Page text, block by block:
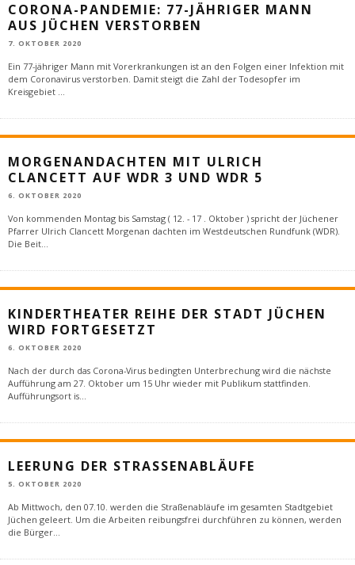
CORONA-PANDEMIE: 77-JÄHRIGER MANN
AUS JÜCHEN VERSTORBEN
7. OKTOBER 2020
Ein 77-jähriger Mann mit Vorerkrankungen ist an den Folgen einer Infektion mit
dem Coronavirus verstorben. Damit steigt die Zahl der Todesopfer im
Kreisgebiet
MORGENANDACHTEN MIT ULRICH
CLANCETT AUF WDR 3 UND WDR 5
6. OKTOBER 2020
Von kommenden Montag bis Samstag ( 12. - 17 . Oktober ) spricht der Jüchener
Pfarrer Ulrich Clancett Morgenan dachten im Westdeutschen Rundfunk (WDR).
Die Beit
KINDERTHEATER REIHE DER STADT JÜCHEN
WIRD FORTGESETZT
6. OKTOBER 2020
Nach der durch das Corona-Virus bedingten Unterbrechung wird die nächste
Aufführung am 27. Oktober um 15 Uhr wieder mit Publikum stattfinden.
Aufführungsort is
LEERUNG DER STRASSENABLÄUFE
5. OKTOBER 2020
Ab Mittwoch, den 07.10. werden die Straßenabläufe im gesamten Stadtgebiet
Jüchen geleert. Um die Arbeiten reibungsfrei durchführen zu können, werden
die Bürger